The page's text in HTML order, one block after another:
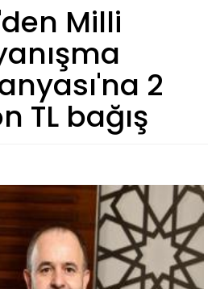
Milli
2
TL bağış